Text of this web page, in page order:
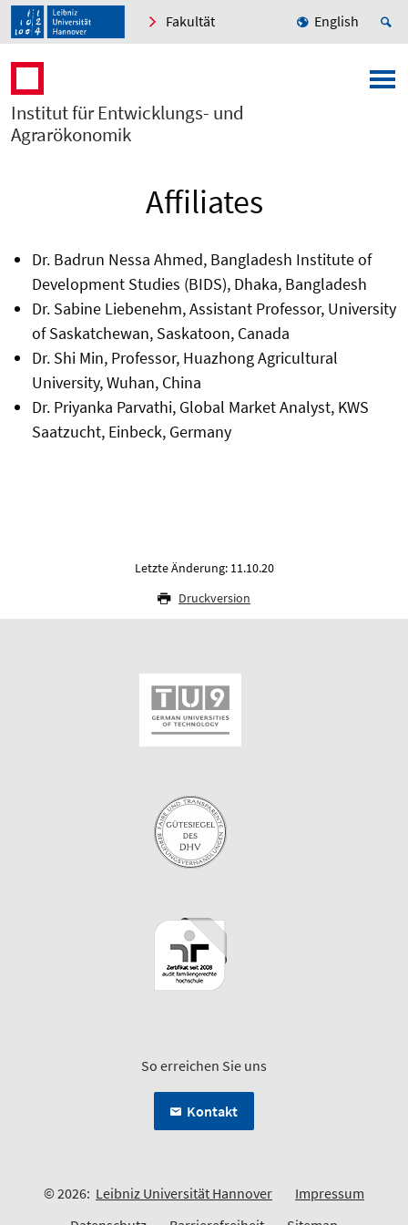
Fakultät English
Institut für Entwicklungs- und
Agrarökonomik
Affiliates
Dr. Badrun Nessa Ahmed, Bangladesh Institute of
Development Studies (BIDS), Dhaka, Bangladesh
Dr. Sabine Liebenehm, Assistant Professor, University
of Saskatchewan, Saskatoon, Canada
Dr. Shi Min, Professor, Huazhong Agricultural
University, Wuhan, China
Dr. Priyanka Parvathi, Global Market Analyst, KWS
Saatzucht, Einbeck, Germany
Letzte Änderung: 11.10.20
Druckversion
So erreichen Sie uns
Kontakt
© 2026: Leibniz Universität Hannover
Impressum